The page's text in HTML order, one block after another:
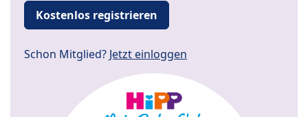
Kostenlos registrieren
Schon Mitglied? Jetzt einloggen